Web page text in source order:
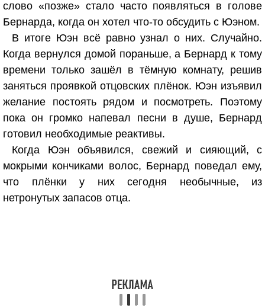
слово «позже» стало часто появляться в голове
Бернарда, когда он хотел что-то обсудить с Юэном.
В итоге Юэн всё равно узнал о них. Случайно.
Когда вернулся домой пораньше, а Бернард к тому
времени только зашёл в тёмную комнату, решив
заняться проявкой отцовских плёнок. Юэн изъявил
желание постоять рядом и посмотреть. Поэтому
пока он громко напевал песни в душе, Бернард
готовил необходимые реактивы.
Когда Юэн объявился, свежий и сияющий, с
мокрыми кончиками волос, Бернард поведал ему,
что плёнки у них сегодня необычные, из
нетронутых запасов отца.